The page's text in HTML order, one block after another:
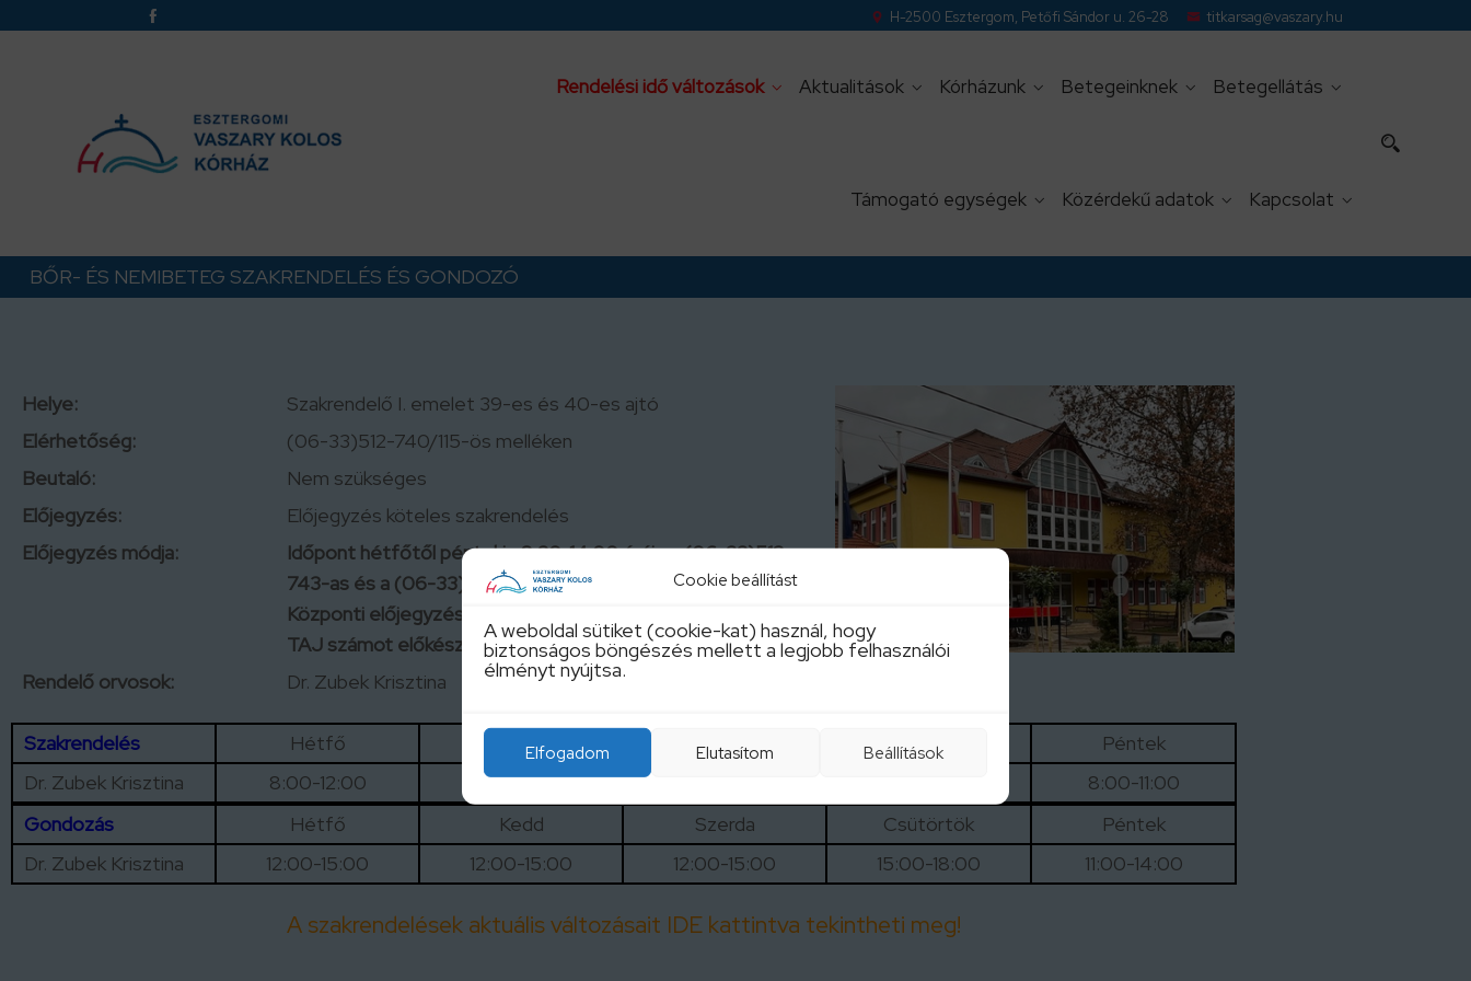
Cookie beállítást
A weboldal sütiket (cookie-kat) használ, hogy
biztonságos böngészés mellett a legjobb felhasználói
élményt nyújtsa.
Elfogadom Elutasítom Beállítások
H-2500 Esztergom, Petőfi Sándor u. 26-28 titkarsag@vaszary.hu
Rendelési idő változások Aktualitások Kórházunk Betegeinknek Betegellátás
Támogató egységek Közérdekű adatok Kapcsolat
BŐR- ÉS NEMIBETEG SZAKRENDELÉS ÉS GONDOZÓ
Helye:
Szakrendelő I. emelet 39-es és 40-es ajtó
Elérhetőség:
(06-33)512-740/115-ös melléken
Beutaló:
Nem szükséges
Előjegyzés:
Előjegyzés köteles szakrendelés
Előjegyzés módja:
Időpont hétfőtől péntekig 8:30-14:00 óráig a (06-33)512-
743-as és a (06-33)512-744-es telefonszámon kérhető a
Központi előjegyzési irodában. Az előjegyzéshez kérjük a
TAJ számot előkészíteni.
Rendelő orvosok:
Dr. Zubek Krisztina
Szakrendelés Hétfő Kedd Szerda Csütörtök
Péntek
Dr. Zubek Krisztina
8:00-12:00 8:00-12:00
8:00-11:00
Gondozás
Hétfő Kedd Szerda Csütörtök
Péntek
Dr. Zubek Krisztina
12:00-15:00 12:00-15:00 12:00-15:00 15:00-18:00 11:00-14:00
A szakrendelések aktuális változásait IDE kattintva tekintheti meg!